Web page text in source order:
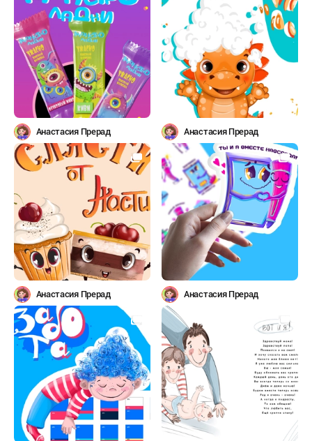
Анастасия Прерад Анастасия Прерад
Анастасия Прерад Анастасия Прерад